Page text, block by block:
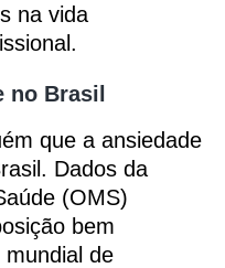
na vida
no Brasil
que a ansiedade
Dados da
(OMS)
bem
de